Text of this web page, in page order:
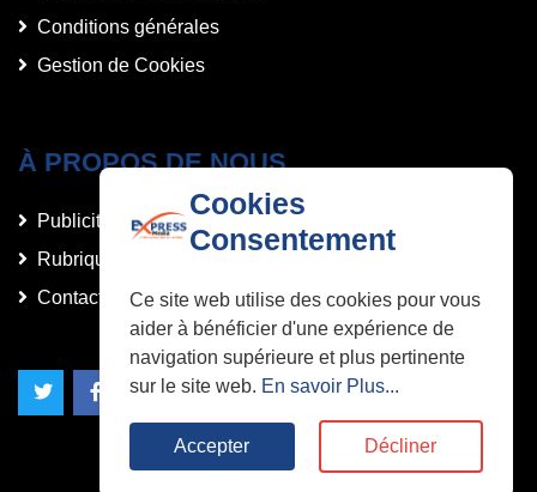
Cookies
Consentement
Ce site web utilise des cookies pour vous
aider à bénéficier d'une expérience de
navigation supérieure et plus pertinente
sur le site web. En savoir Plus...
Accepter Décliner
Conditions générales
Gestion de Cookies
À PROPOS DE NOUS
Publicités et Annonces
Rubriques
Contact